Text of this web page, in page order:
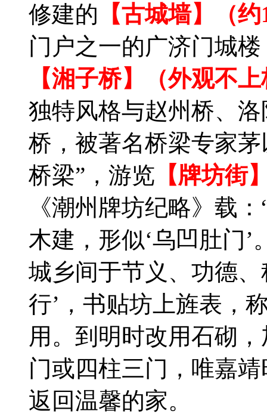
修建的 【古城墙】（
门户之一的广济门城
【湘子桥】（外观不
独特风格与赵州桥、
桥，被著名桥梁专家
桥梁”，游览 【牌坊街
《潮州牌坊纪略》载
木建，形似‘乌凹肚门
城乡间于节义、功德
行’，书贴坊上旌表，
用。到明时改用石砌
门或四柱三门，唯嘉
返回温馨的家。